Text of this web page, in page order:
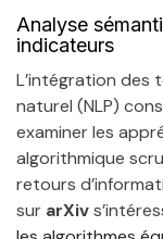
Analyse
indicateurs
L’intégration des
naturel (NLP)
examiner les
algorithmique
retours
sur arXiv